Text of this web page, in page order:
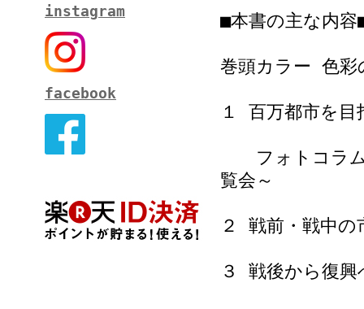
instagram
facebook
■本書の主な内容
巻頭カラー 色彩
１ 百万都市を目
フォトコラム
覧会～
２ 戦前・戦中の
３ 戦後から復興